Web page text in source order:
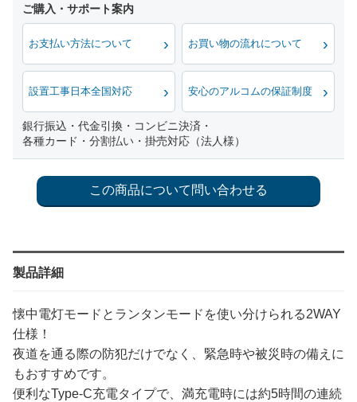
お支払い方法について お買い物の流れについて
設置工事日本全国対応 安心のアルコムの保証制度
銀行振込・代金引換・コンビニ決済・
各種カード・分割払い・掛売対応（法人様）
製品詳細
懐中電灯モードとランタンモードを使い分けられる2WAY
仕様！
夜道を通る際の防犯だけでなく、緊急時や被災時の備えに
もおすすめです。
便利なType-C充電タイプで、満充電時には約5時間の連続